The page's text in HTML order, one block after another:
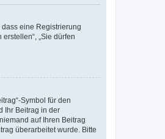
dass eine Registrierung
„Sie dürfen
Symbol für den
Ihr Beitrag in der
auf Ihren Beitrag
überarbeitet wurde. Bitte